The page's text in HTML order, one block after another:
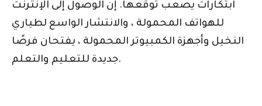
ابتكارات يصعب توقعها. إن الوصول إلى الإنترنت
للهواتف المحمولة ، والانتشار الواسع لطياري
النخيل وأجهزة الكمبيوتر المحمولة ، يفتحان فرصًا
جديدة للتعليم والتعلم.